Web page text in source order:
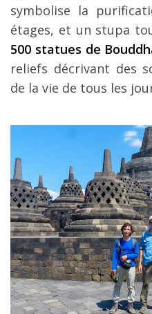
symbolise la
étages, et un stupa
500 statues de
reliefs décrivant des
de la vie de tous les